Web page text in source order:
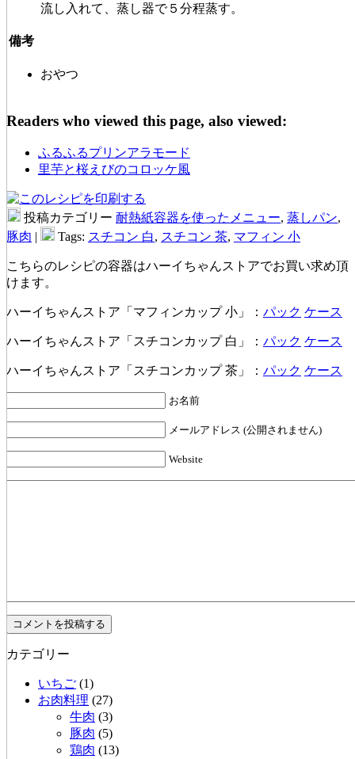
流し入れて、蒸し器で５分程蒸す。
備考
おやつ
Readers who viewed this page, also viewed:
ふるふるプリンアラモード
里芋と桜えびのコロッケ風
投稿カテゴリー 耐熱紙容器を使ったメニュー, 蒸しパン,
豚肉 | Tags: スチコン 白, スチコン 茶, マフィン 小
こちらのレシピの容器はハーイちゃんストアでお買い求め頂
けます。
ハーイちゃんストア「マフィンカップ 小」： パック ケース
ハーイちゃんストア「スチコンカップ 白」： パック ケース
ハーイちゃんストア「スチコンカップ 茶」： パック ケース
お名前
メールアドレス (公開されません)
Website
カテゴリー
いちご (1)
お肉料理 (27)
牛肉 (3)
豚肉 (5)
鶏肉 (13)